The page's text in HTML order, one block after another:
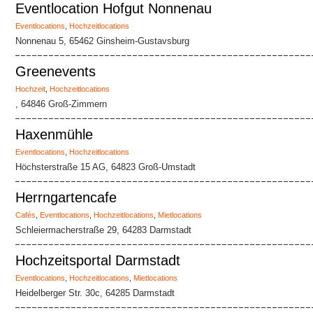
Eventlocation Hofgut Nonnenau
Eventlocations Hochzeitlocations
Nonnenau 5, 65462 Ginsheim-Gustavsburg
Greenevents
Hochzeit Hochzeitlocations
, 64846 Groß-Zimmern
Haxenmühle
Eventlocations Hochzeitlocations
Höchsterstraße 15 AG, 64823 Groß-Umstadt
Herrngartencafe
Cafés Eventlocations Hochzeitlocations Mietlocations
Schleiermacherstraße 29, 64283 Darmstadt
Hochzeitsportal Darmstadt
Eventlocations Hochzeitlocations Mietlocations
Heidelberger Str. 30c, 64285 Darmstadt